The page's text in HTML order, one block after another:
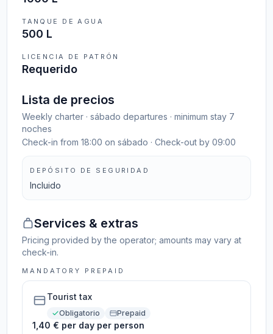
TANQUE DE AGUA
500 L
LICENCIA DE PATRÓN
Requerido
Lista de precios
Weekly charter · sábado departures · minimum stay 7
noches
Check-in from 18:00 on sábado · Check-out by 09:00
DEPÓSITO DE SEGURIDAD
Incluido
Services & extras
Pricing provided by the operator; amounts may vary at
check-in.
MANDATORY PREPAID
Tourist tax
Obligatorio Prepaid
1,40 € per day per person